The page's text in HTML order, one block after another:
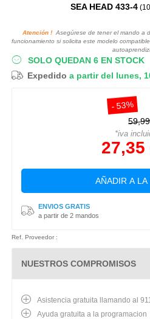
SEA HEAD 433-4
Atención ! Asegúrese de tener el mando a
funcionamiento si solicita este modelo
SOLO QUEDAN 6 EN STOCK
Expedido a partir del lunes,
- 53%
*iva
27,35
AÑADIR A LA
ENVIOS GRATIS
a partir de 2 mandos
Ref. Proveedor :
NUESTROS COMPROMISOS
Asistencia gratuita llamando al
Ayuda gratuita a la programacion